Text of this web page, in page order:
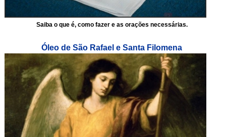
Saiba o que é, como fazer e as orações necessárias.
Óleo de São Rafael e Santa Filomena